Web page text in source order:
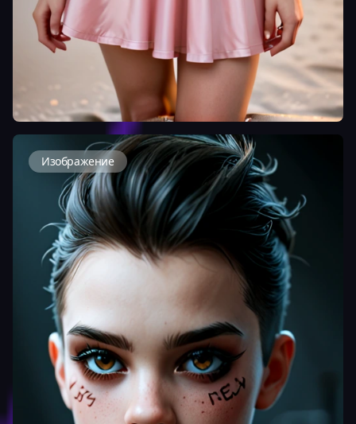
Изображение